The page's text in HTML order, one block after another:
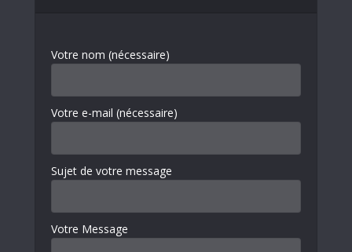
Votre nom (nécessaire)
Votre e-mail (nécessaire)
Sujet de votre message
Votre Message